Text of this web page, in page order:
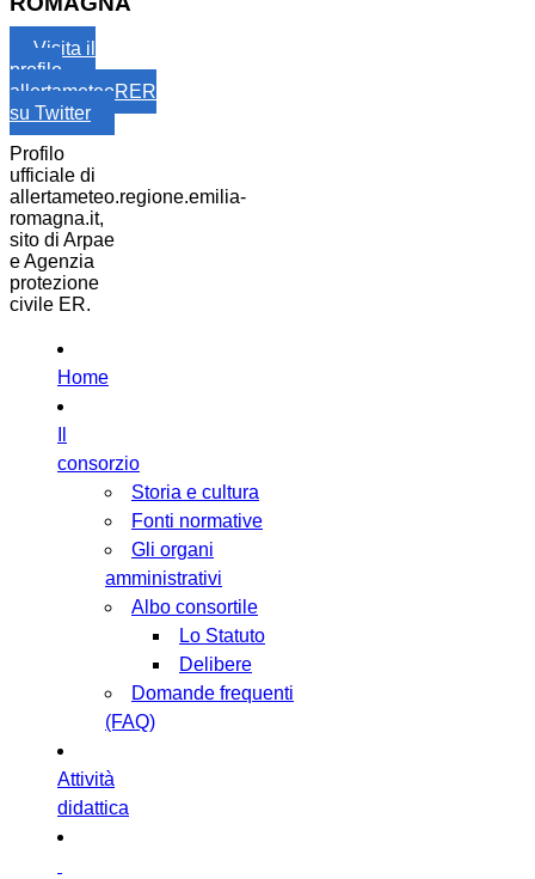
Visita il
profilo
allertameteoRER
su Twitter
Profilo
ufficiale di
allertameteo.regione.emilia-
romagna.it,
sito di Arpae
e Agenzia
protezione
civile ER.
Home
consorzio
Storia e cultura
Fonti normative
Gli organi
amministrativi
Albo consortile
Lo Statuto
Delibere
Domande frequenti
(FAQ)
Attività
didattica